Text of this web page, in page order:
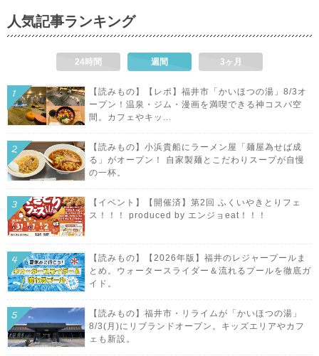
人気記事ランキング
24時間 週間 3ヶ月
【読みもの】【レポ】福井市「かいほつの湯」8/3オ
ープン！温泉・ジム・漫画を満喫できる神コスパ空
間。カフェやキッ...
【読みもの】小浜貴船にラーメン屋「麺屋為せば成
る」がオープン！ 自家製麺とこだわりスープが自慢
の一杯。
【イベント】【開催済】第2回 ふくいやきとりフェ
ス！！！ produced by エンジョeat！！！
【読みもの】【2026年版】福井のレジャープールま
とめ。ウォータースライダー＆流れるプールを徹底ガ
イド。
【読みもの】福井市・リライムが「かいほつの湯」
8/3(月)にリブランドオープン。キッズエリアやカフ
ェも新設。